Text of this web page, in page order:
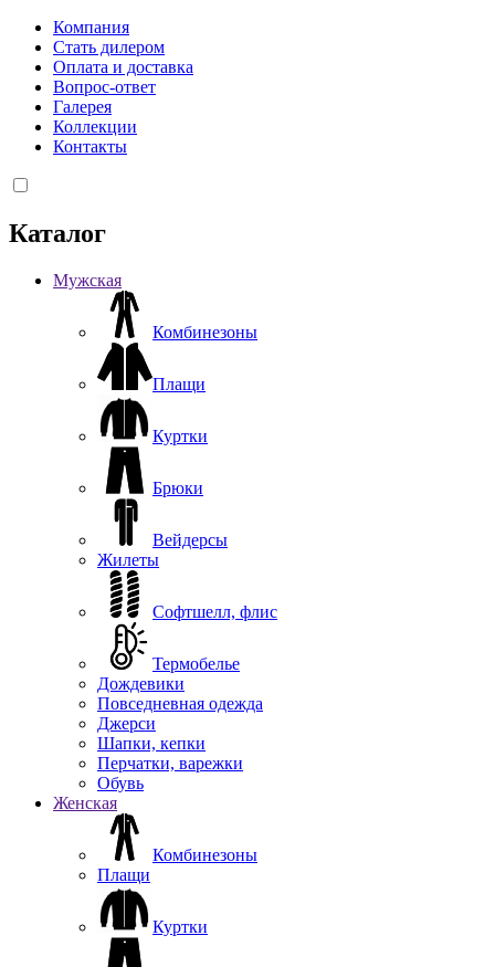
Компания
Стать дилером
Оплата и доставка
Вопрос-ответ
Галерея
Коллекции
Контакты
Каталог
Мужская
Комбинезоны
Плащи
Куртки
Брюки
Вейдерсы
Жилеты
Софтшелл, флис
Термобелье
Дождевики
Повседневная одежда
Джерси
Шапки, кепки
Перчатки, варежки
Обувь
Женская
Комбинезоны
Плащи
Куртки